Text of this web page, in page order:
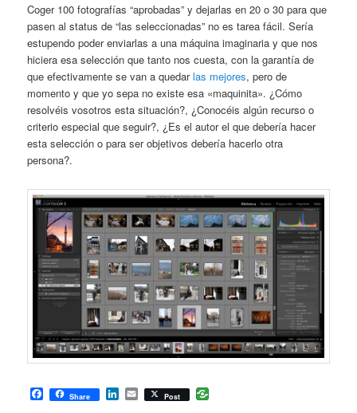
Coger 100 fotografías “aprobadas” y dejarlas en 20 o 30 para que
pasen al status de “las seleccionadas” no es tarea fácil. Sería
estupendo poder enviarlas a una máquina imaginaria y que nos
hiciera esa selección que tanto nos cuesta, con la garantía de
que efectivamente se van a quedarlas mejores, pero de
momento y que yo sepa no existe esa «maquinita». ¿Cómo
resolvéis vosotros esta situación?, ¿Conocéis algún recurso o
criterio especial que seguir?, ¿Es el autor el que debería hacer
esta selección o para ser objetivos debería hacerlo otra
persona?.
Facebook
Share LinkedIn
EmailPost